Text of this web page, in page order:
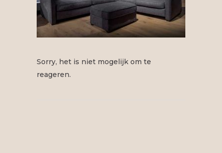
Sorry, het is niet mogelijk om te
reageren.